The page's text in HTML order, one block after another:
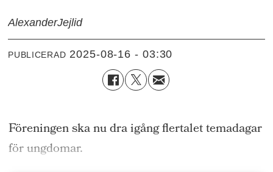
AlexanderJejlid
PUBLICERAD 2025-08-16 - 03:30
Föreningen ska nu dra igång flertalet temadagar
för ungdomar.